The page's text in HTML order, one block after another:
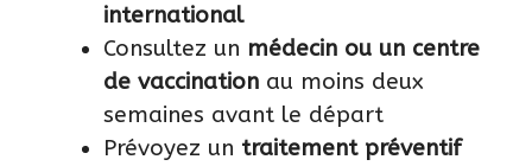
international
Consultez un médecin ou un centre
de vaccination au moins deux
semaines avant le départ
Prévoyez un traitement préventif